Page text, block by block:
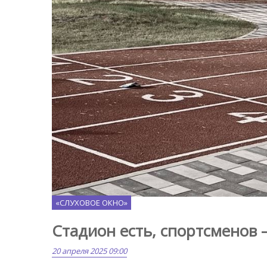
Maps.google.com
«СЛУХОВОЕ ОКНО»
Стадион есть, спортсменов
20 апреля 2025 09:00